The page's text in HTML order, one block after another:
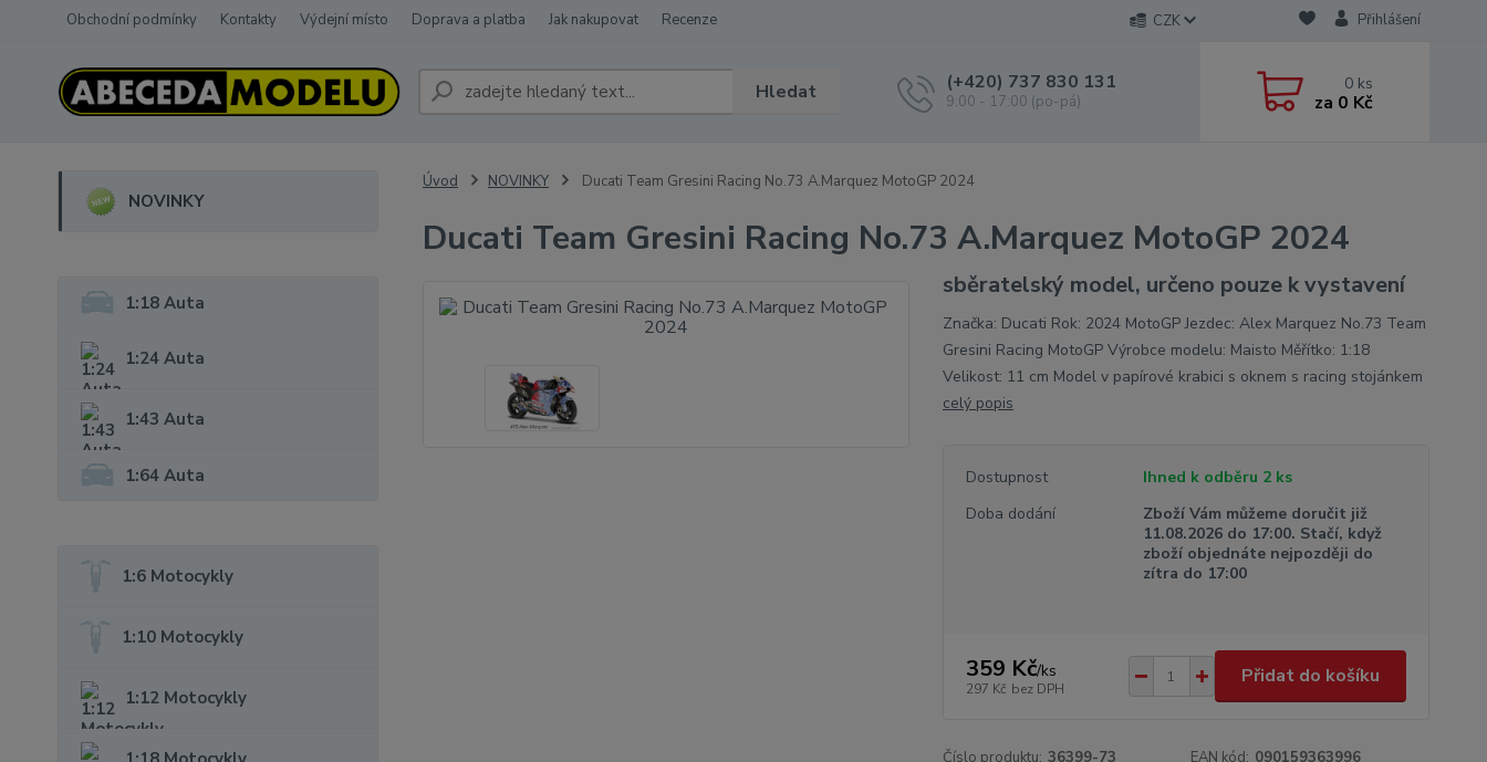
Obchodní podmínky Kontakty Výdejní místo Doprava a platba Jak nakupovat Recenze CZK Přihlášení
Hledat (+420) 737 830 131
9:00 - 17:00 (po-pá)
0 ks
za 0 Kč
NOVINKY
1:18 Auta
1:24 Auta
1:43 Auta
1:64 Auta
1:6 Motocykly
1:10 Motocykly
1:12 Motocykly
Úvod NOVINKY Ducati Team Gresini Racing No.73 A.Marquez MotoGP 2024
Ducati Team Gresini Racing No.73 A.Marquez MotoGP 2024
sběratelský model, určeno pouze k vystavení
Značka: Ducati Rok: 2024 MotoGP Jezdec: Alex Marquez No.73 Team
Gresini Racing MotoGP Výrobce modelu: Maisto Měřítko: 1:18
Velikost: 11 cm Model v papírové krabici s oknem s racing stojánkem
celý popis
Dostupnost
Ihned k odběru 2 ks
Doba dodání
Zboží Vám můžeme doručit již
11.08.2026 do 17:00. Stačí, když
zboží objednáte nejpozději do
zítra do 17:00
359 Kč/ks
297 Kč bez DPH
Přidat do košíku
Číslo produktu: 36399-73 EAN kód: 090159363996